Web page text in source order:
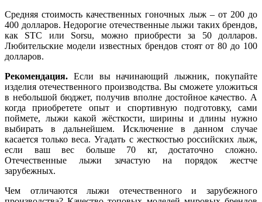
Средняя стоимость качественных гоночных лыж – от 200 до
400 долларов. Недорогие отечественные лыжи таких брендов,
как STC или Sorsu, можно приобрести за 50 долларов.
Любительские модели известных брендов стоят от 80 до 100
долларов.
Рекомендация. Если вы начинающий лыжник, покупайте
изделия отечественного производства. Вы сможете уложиться
в небольшой бюджет, получив вполне достойное качество. А
когда приобретете опыт и спортивную подготовку, сами
поймете, лыжи какой жёсткости, ширины и длины нужно
выбирать в дальнейшем. Исключение в данном случае
касается только веса. Угадать с жесткостью российских лыж,
если ваш вес больше 70 кг, достаточно сложно.
Отечественные лыжи зачастую на порядок жестче
зарубежных.
Чем отличаются лыжи отечественного и зарубежного